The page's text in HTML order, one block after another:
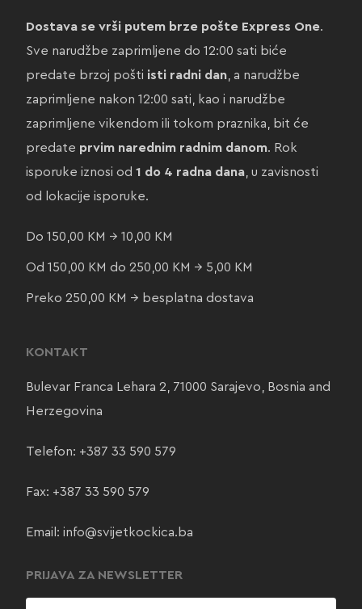
Dostava se vrši putem brze pošte Express One.
Sve narudžbe zaprimljene do 12:00 sati biće
predate brzoj pošti isti radni dan, a narudžbe
zaprimljene nakon 12:00 sati, kao i narudžbe
zaprimljene vikendom ili tokom praznika, bit će
predate prvim narednim radnim danom. Rok
isporuke iznosi od 1 do 4 radna dana, u zavisnosti
od lokacije isporuke.
Do 150,00 KM → 10,00 KM
Od 150,00 KM do 250,00 KM → 5,00 KM
Preko 250,00 KM → besplatna dostava
KONTAKT
Bulevar Franca Lehara 2, 71000 Sarajevo, Bosnia and
Herzegovina
Telefon: +387 33 590 579
Fax: +387 33 590 579
Email: info@svijetkockica.ba
PRIJAVA ZA NEWSLETTER